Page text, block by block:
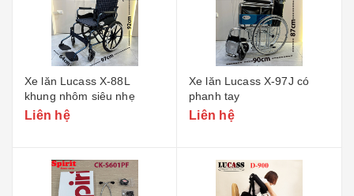
Xe lăn Lucass X-88L
khung nhôm siêu nhẹ
Liên hệ
Xe lăn Lucass X-97J có
phanh tay
Liên hệ